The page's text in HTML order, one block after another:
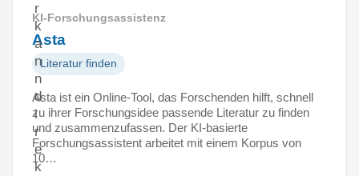
r
k
a
n
n
d
i
r
e
k
KI-Forschungsassistenz
Asta
Literatur finden
Asta ist ein Online-Tool, das Forschenden hilft, schnell
zu ihrer Forschungsidee passende Literatur zu finden
und zusammenzufassen. Der KI-basierte
Forschungsassistent arbeitet mit einem Korpus von
10…